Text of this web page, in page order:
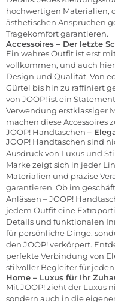
hochwertigen Materialien,
ästhetischen Ansprüchen
Tragekomfort garantieren.
Accessoires – Der letzte
Ein wahres Outfit ist erst
vollkommen, und auch hier
Design und Qualität. Von
Gürtel bis hin zu raffiniert
von JOOP! ist ein
Verwendung erstklassiger
machen diese Accessoires
JOOP! Handtaschen –
JOOP! Handtaschen sind
Ausdruck von Luxus und
Marke zeigt sich in jeder
Materialien und präzise
garantieren. Ob im
Anlässen – JOOP!
jedem Outfit eine
Details und funktionalen
für persönliche Dinge,
den JOOP! verkörpert.
perfekte Verbindung von
stilvoller Begleiter für jeden
Home – Luxus für Ihr
Mit JOOP! zieht der Luxus
sondern auch in die